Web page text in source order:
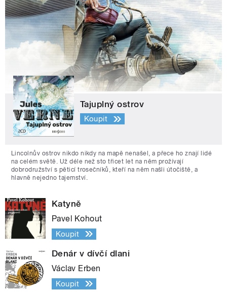
Tajuplný ostrov
Koupit
Lincolnův ostrov nikdo nikdy na mapě nenašel, a přece ho znají lidé
na celém světě. Už déle než sto třicet let na něm prožívají
dobrodružství s pěticí trosečníků, kteří na něm našli útočiště, a
hlavně nejedno tajemství.
Katyně
Pavel Kohout
Koupit
Denár v dívčí dlani
Václav Erben
Koupit